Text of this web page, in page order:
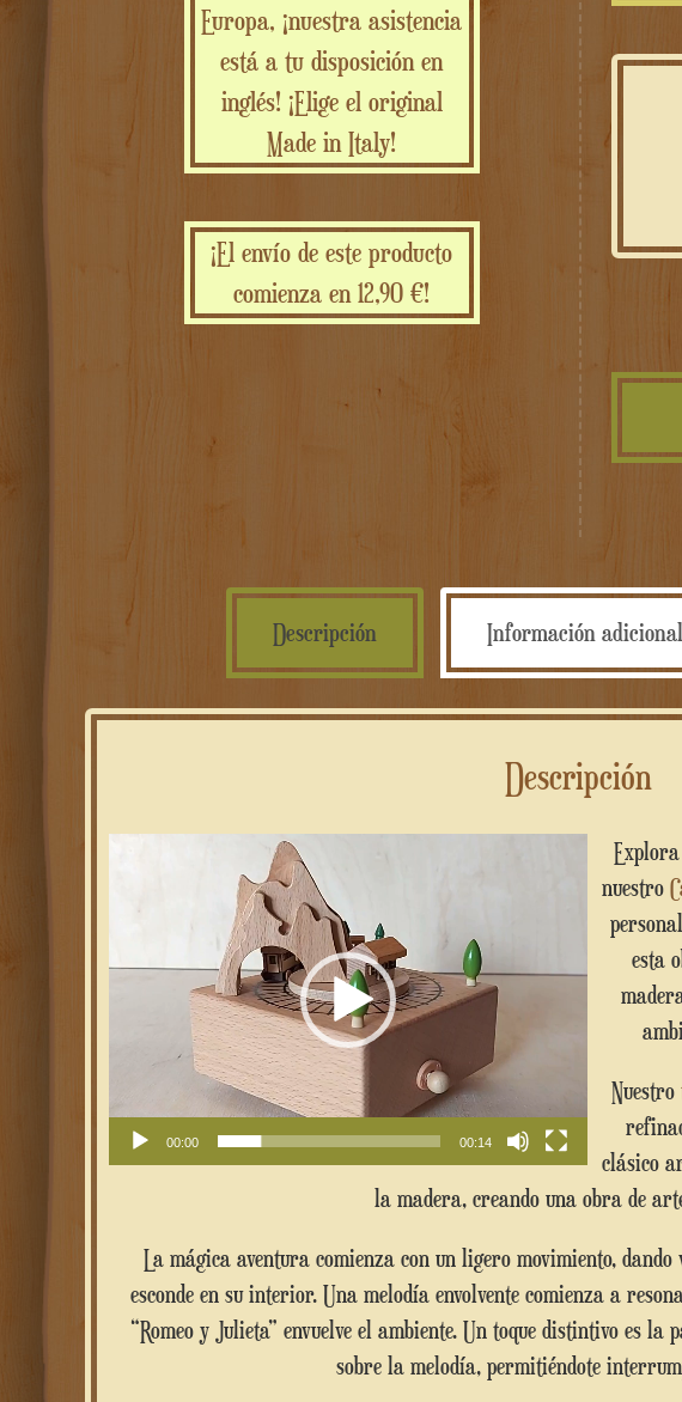
Europa, ¡nuestra asistencia
está a tu disposición en
inglés! ¡Elige el original
Made in Italy!
¡El envío de este producto
comienza en 12,90 €!
Descripción Información adicional
Descripción
vídeo
00:00 00:14
Explora el mundo encantado de la nostalgia con
nuestro
esta
Nuestro
clásico
la madera, creando una obra de
La mágica aventura comienza con un ligero movimiento, dando vida a la delicada caja de música que se
esconde en su interior. Una melodía envolvente comienza a
“Romeo y Julieta” envuelve el ambiente. Un toque distintivo es
sobre la melodía, permitiéndote